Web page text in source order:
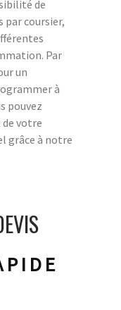
de
par coursier,
Par
un
à
pouvez
votre
grâce à notre